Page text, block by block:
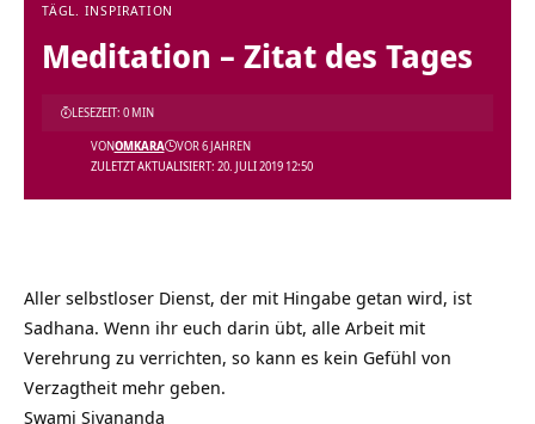
TÄGL. INSPIRATION
Meditation – Zitat des Tages
ZULETZT AKTUALISIERT: 20. JULI 2019 12:50
VONOMKARA VOR 6 JAHREN
LESEZEIT: 0 MIN
Aller selbstloser Dienst, der mit Hingabe getan wird, ist
Sadhana. Wenn ihr euch darin übt, alle Arbeit mit
Verehrung zu verrichten, so kann es kein Gefühl von
Verzagtheit mehr geben.
Swami Sivananda